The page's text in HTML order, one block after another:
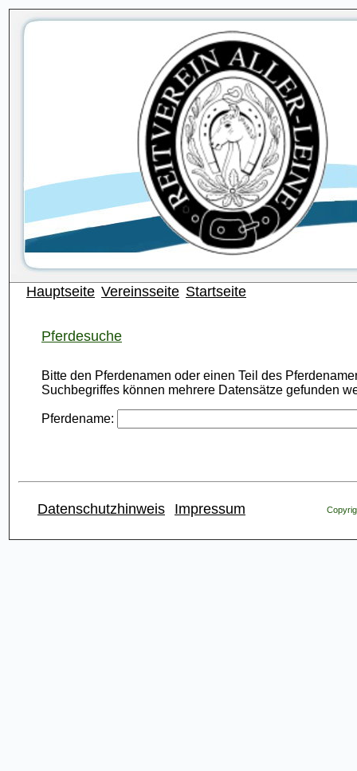
Hauptseite Vereinsseite Startseite
Pferdesuche
Bitte den Pferdenamen oder einen Teil des
Suchbegriffes können mehrere Datensätze gefunden
Pferdename:
Datenschutzhinweis Impressum